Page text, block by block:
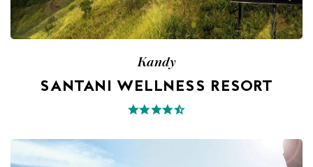
Kandy
SANTANI WELLNESS RESORT